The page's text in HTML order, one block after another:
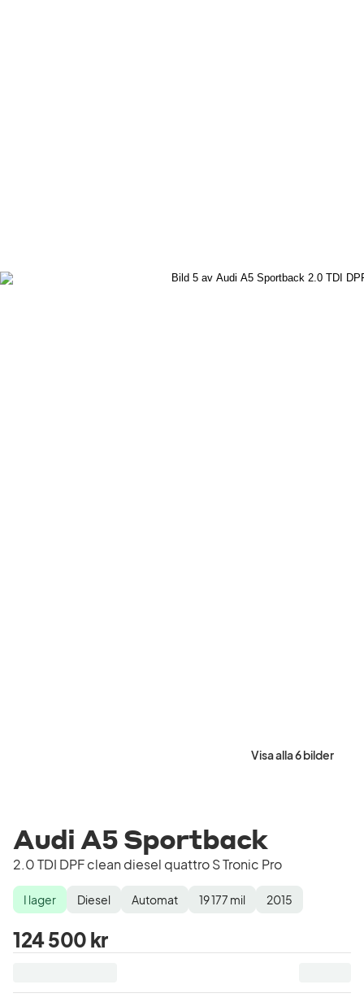
Visa alla 6 bilder
Audi A5 Sportback
2.0 TDI DPF clean diesel quattro S Tronic Pro
Lagerstatus
I lager
Drivmedel Diesel
Växellåda Automat
Mätarställning 19 177 mil
Modellår 2015
124 500 kr